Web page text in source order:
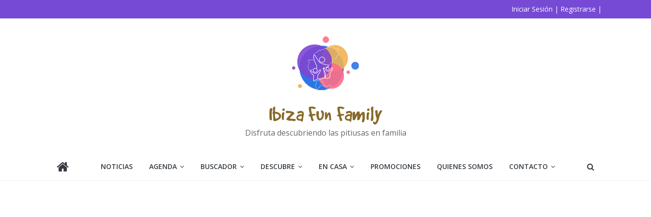
al
Iniciar Sesión | Registrarse |
Ibiza Fun Family
Disfruta descubriendo las pitiusas en familia
NOTICIAS AGENDA BUSCADOR DESCUBRE EN CASA PROMOCIONES QUIENES SOMOS CONTACTO